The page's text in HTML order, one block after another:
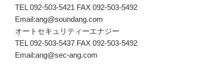
TEL 092-503-5421 FAX 092-503-5492
Email:ang@soundang.com
オートセキュリティーエナジー
TEL 092-503-5437 FAX 092-503-5492
Email:ang@sec-ang.com